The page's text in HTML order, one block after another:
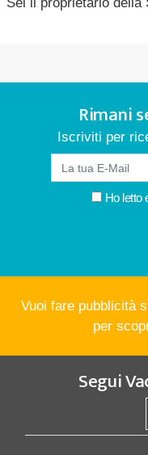
Rimani
Iscriviti per
Ho letto
Vuoi fare pubblicità
per
Segui